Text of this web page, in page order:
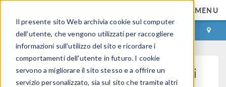
Il presente sito Web archivia cookie sul computer
dell'utente, che vengono utilizzati per raccogliere
informazioni sull'utilizzo del sito e ricordare i
comportamenti dell'utente in futuro. I cookie
servono a migliorare il sito stesso e a offrire un
servizio personalizzato, sia sul sito che tramite altri
MENU
ACCEDI CONTACT
Presentazioni e Articoli Tecnici